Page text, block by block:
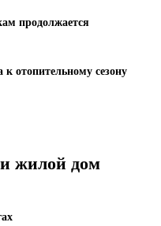
продолжается
отопительному сезону
жилой дом